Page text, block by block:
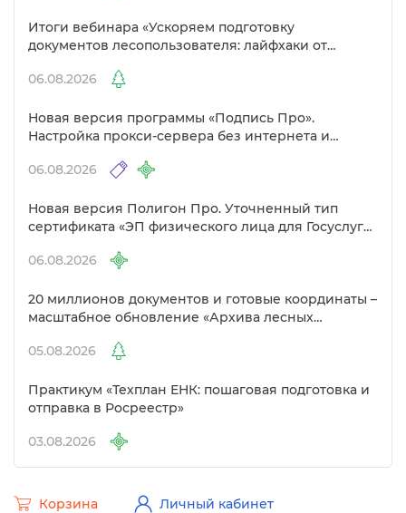
Итоги вебинара «Ускоряем подготовку
документов лесопользователя: лайфхаки от
06.08.2026
Новая версия программы «Подпись Про».
Настройка прокси-сервера без интернета и
06.08.2026
Новая версия Полигон Про. Уточненный тип
сертификата «ЭП физического лица для Госуслуг»
06.08.2026
20 миллионов документов и готовые координаты –
масштабное обновление «Архива лесных
05.08.2026
Практикум «Техплан ЕНК: пошаговая подготовка и
отправка в Росреестр»
03.08.2026
Корзина Личный кабинет